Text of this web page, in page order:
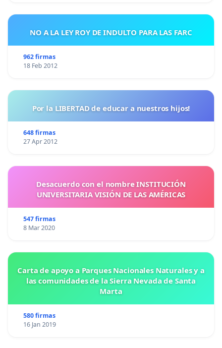
NO A LA LEY ROY DE INDULTO PARA LAS FARC
962 firmas
18 Feb 2012
Por la LIBERTAD de educar a nuestros hijos!
648 firmas
27 Apr 2012
Desacuerdo con el nombre INSTITUCIÓN
UNIVERSITARIA VISIÓN DE LAS AMÉRICAS
547 firmas
8 Mar 2020
Carta de apoyo a Parques Nacionales Naturales y a
las comunidades de la Sierra Nevada de Santa
Marta
580 firmas
16 Jan 2019